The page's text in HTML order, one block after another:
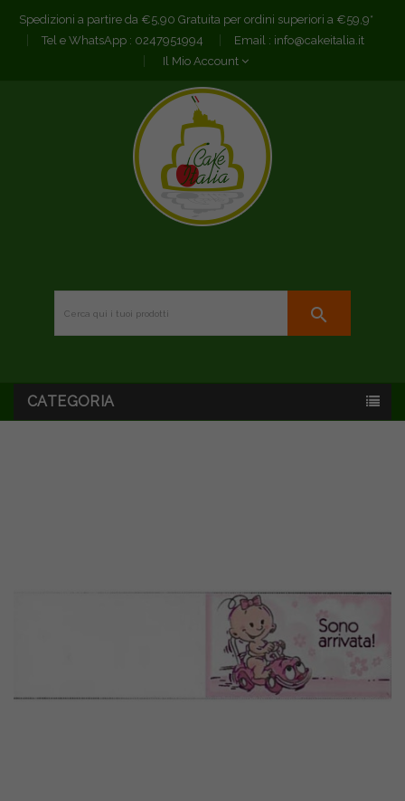
Spedizioni a partire da €5,90 Gratuita per ordini superiori a €59,9*
Tel e WhatsApp : 0247951994 Email : info@cakeitalia.it
Il Mio Account
search
CATEGORIA